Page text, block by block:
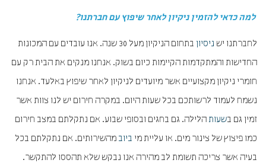
למה כדאי להזמין ניקיון לאחר שיפוץ עם חברתנו?
לחברתנו יש ניסיון
בתחום הניקיון מעל 30 שנה. אנו עובדים עם המכונות
החדישות והמתקדמות הקיימות כיום בשוק. אנחנו מנקים את הבית רק עם
חומרי ניקיון מקצועיים אשר מיועדים לניקיון לאחר שיפוץ באלעד. אנחנו
נשמח לעמוד לרשותכם בכל שעות היום. במקרה חירום יש לנו צוות אשר
זמין גם בשעותהלילה. גם בחגים ובסופי שבוע. אם נתקלתם במצב חירום
כמו פיצוץ של צינור מים. או עליית מי ביוב מהשירותים. אם נתקלתם בכל
בעיה אשר צריכה תשומת לב מהירה אנו נבקש שלא תהססו להתקשר.